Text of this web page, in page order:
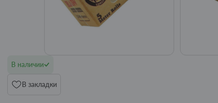
В наличии
В закладки